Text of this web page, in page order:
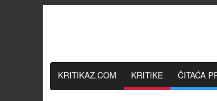
KRITIKAZ.COM KRITIKE ČITAĆA